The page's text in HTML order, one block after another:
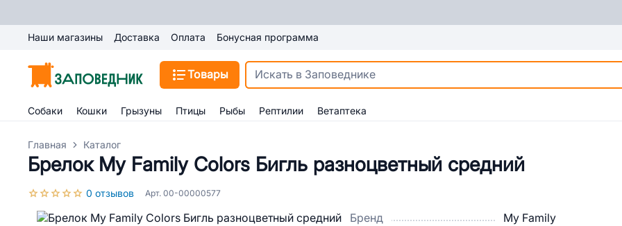
Наши магазины Доставка Оплата Бонусная программа
Товары
Собаки Кошки Грызуны Птицы Рыбы Рептилии Ветаптека
Главная Каталог
Брелок My Family Colors Бигль разноцветный средний
0 отзывов Арт. 00-00000577
Бренд
My Family